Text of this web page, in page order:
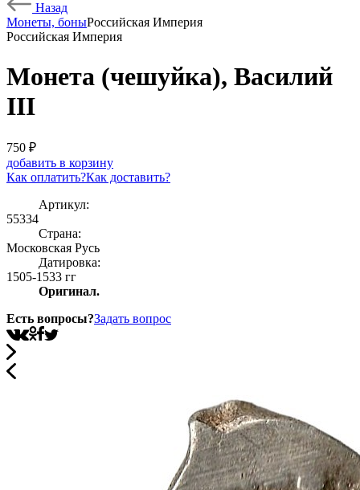
Назад
Монеты, боныРоссийская Империя
Российская Империя
Монета (чешуйка), Василий
III
750 ₽
добавить в корзину
Как оплатить?Как доставить?
Артикул:
55334
Страна:
Московская Русь
Датировка:
1505-1533 гг
Оригинал.
Есть вопросы?Задать вопрос